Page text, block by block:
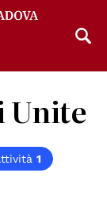
Unite
1